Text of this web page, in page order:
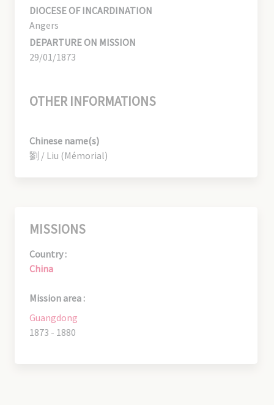
DIOCESE OF INCARDINATION
Angers
DEPARTURE ON MISSION
29/01/1873
OTHER INFORMATIONS
Chinese name(s)
劉 / Liu (Mémorial)
MISSIONS
Country :
China
Mission area :
Guangdong
1873 - 1880